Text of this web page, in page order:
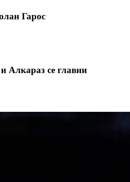
Гарос
Алкараз се главни